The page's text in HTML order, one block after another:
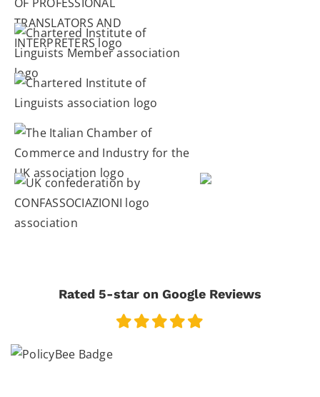
Rated 5-star on Google Reviews